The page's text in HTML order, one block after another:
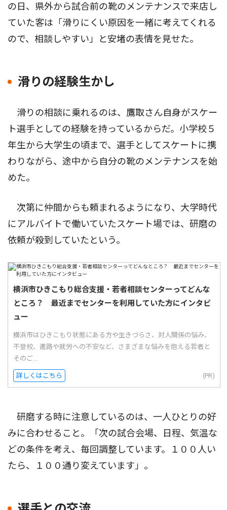
の日、県外から試合前の靴のメンテナンスで来店し
ていた客は「滑りにくい原因を一緒に考えてくれる
ので、相談しやすい」と安堵の表情を見せた。
滑りの経験生かし
滑りの相談に乗れるのは、鷹取さん自身がスケー
ト選手としての経験を持っているからだ。小学校５
年生から大学生の頃まで、選手としてスケートに携
わりながら、途中から自分の靴のメンテナンスを始
めた。
次第に仲間からも頼まれるようになり、大学時代
にアルバイトで働いていたスケート場では、研磨の
依頼が殺到していたという。
横浜市ひきこもり総合支援・若者相談センターってどんな
ところ？ 最近までセンターを利用していた方にインタビ
ュー
横浜市はひきこもり状態にある方や生きづらさ、対人関係の悩み、
不登校、進路や就労への不安など、さまざまな悩みを抱える若者と
そのご...
詳しくはこちら (PR)
研磨する時に注意しているのは、一人ひとりの好
みに合わせること。「次の試合会場、日程、気温な
どの条件を考え、毎回調整しています。１００人い
たら、１００通り変えています」。